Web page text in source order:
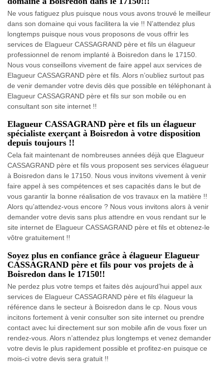
Ne vous fatiguez plus puisque nous vous avons trouvé le meilleur
dans son domaine qui vous facilitera la vie !! N’attendez plus
longtemps puisque nous vous proposons de vous offrir les
services de Elagueur CASSAGRAND père et fils un élagueur
professionnel de renom implanté à Boisredon dans le 17150.
Nous vous conseillons vivement de faire appel aux services de
Elagueur CASSAGRAND père et fils. Alors n’oubliez surtout pas
de venir demander votre devis dès que possible en téléphonant à
Elagueur CASSAGRAND père et fils sur son mobile ou en
consultant son site internet !!
Elagueur CASSAGRAND père et fils un élagueur
spécialiste exerçant à Boisredon à votre disposition
depuis toujours !!
Cela fait maintenant de nombreuses années déjà que Elagueur
CASSAGRAND père et fils vous proposent ses services élagueur
à Boisredon dans le 17150. Nous vous invitons vivement à venir
faire appel à ses compétences et ses capacités dans le but de
vous garantir la bonne réalisation de vos travaux en la matière !!
Alors qu’attendez-vous encore ? Nous vous invitons alors à venir
demander votre devis sans plus attendre en vous rendant sur le
site internet de Elagueur CASSAGRAND père et fils et obtenez-le
vôtre gratuitement !!
Soyez plus en confiance grâce à élagueur Elagueur
CASSAGRAND père et fils pour vos projets de à
Boisredon dans le 17150!!
Ne perdez plus votre temps et faites dès aujourd’hui appel aux
services de Elagueur CASSAGRAND père et fils élagueur la
référence dans le secteur à Boisredon dans le cp. Nous vous
incitons fortement à venir consulter son site internet ou prendre
contact avec lui directement sur son mobile afin de vous fixer un
rendez-vous. Alors n’attendez plus longtemps et venez demander
votre devis le plus rapidement possible et profitez-en puisque ce
mois-ci votre devis sera gratuit !!